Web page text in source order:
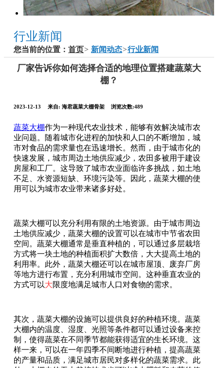
行业新闻
您当前的位置： 首页> 新闻动态>行业新闻
厂家告诉你如何选择合适的地理位置搭建蔬菜大
棚？
2023-12-13 来自: 海君蔬菜大棚骨架 浏览次数:489
蔬菜大棚作为一种现代农业技术，能够有效解决城市农
业问题。随着城市化进程的加快和人口的不断增加，城
市对食品的需求量也在迅速增长。然而，由于城市化的
快速发展，城市周边土地供应减少，农田多被用于建设
房屋和工厂。这导致了城市农业面临许多挑战，如土地
不足、水资源短缺、环境污染等。因此，蔬菜大棚的使
用可以为城市农业带来诸多好处。
蔬菜大棚可以充分利用有限的土地资源。由于城市周边
土地供应减少，蔬菜大棚的设置可以在城市中节省农田
空间。蔬菜大棚通常是垂直种植的，可以通过多层栽培
方式将一块土地的种植面积扩大数倍，大大提高土地的
利用率。此外，蔬菜大棚还可以在城市屋顶、废弃厂房
等地方进行布置，充分利用城市空间。这种垂直农业的
方式可以大限度地满足城市人口对食物的需求。
其次，蔬菜大棚的设施可以提供良好的种植环境。蔬菜
大棚内的温度、湿度、光照等条件都可以通过设备来控
制，使得蔬菜在不同季节都能获得适宜的生长环境。这
样一来，可以在一年四季不间断地进行种植，提高蔬菜
的产量和品质，满足城市居民对多样化的蔬菜需求。此